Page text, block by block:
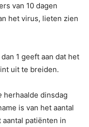
van 10 dagen
het virus, lieten zien
1 geeft aan dat het
uit te breiden.
herhaalde dinsdag
is van het aantal
patiënten in